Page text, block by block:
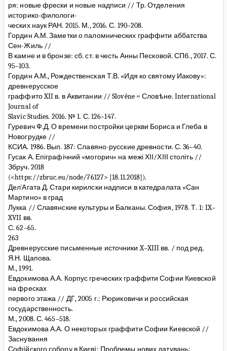
ря: новые фрески и новые надписи // Тр. Отделения
историко-филологи-
ческих наук РАН. 2015. М., 2016. С. 190–208.
Гордин А.М. Заметки о паломнических граффити аббатства
Сен-Жиль //
В камне и в бронзе: сб. ст. в честь Анны Песковой. СПб., 2017. С.
95–103.
Гордин А.М., Рождественская Т.В. «Идя ко святому Иакову»:
древнерусское
граффито XII в. в Аквитании // Slověne = Словѣне. International
Journal of
Slavic Studies. 2016. № 1. С. 126–147.
Гуревич Ф.Д. О времени постройки церкви Бориса и Глеба в
Новогрудке //
КСИА. 1986. Вып. 187: Славяно-русские древности. С. 36–40.
Гусак А. Епіграфічний «могорич» на межі ХІІ/ХІІІ століть //
Збруч. 2018
(<https://zbruc.eu/node/76127> [18.11.2018]).
Дел`Агата Д. Стари кирилски надписи в катедралата «Сан
Мартино» в град
Лукка // Славянские культуры и Балканы. София, 1978. Т. 1: IX–
XVII вв.
С. 62–65.
263
Древнерусские письменные источники X–XIII вв. / под ред.
Я.Н. Щапова.
М., 1991.
Евдокимова А.А. Корпус греческих граффити Софии Киевской
на фресках
первого этажа // ДГ, 2005 г.: Рюриковичи и российская
государственность.
М., 2008. С. 465–518.
Евдокимова А.А. О некоторых граффити Софии Киевской //
Заснування
Софiйского собору в Києвi: Проблемы нових датувань: